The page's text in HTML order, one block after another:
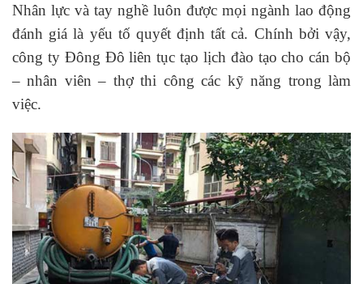
Nhân lực và tay nghề luôn được mọi ngành lao động
đánh giá là yếu tố quyết định tất cả. Chính bởi vậy,
công ty Đông Đô liên tục tạo lịch đào tạo cho cán bộ
– nhân viên – thợ thi công các kỹ năng trong làm
việc.